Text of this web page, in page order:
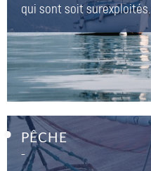
qui sont soit surexploités.
PÊCHE
–